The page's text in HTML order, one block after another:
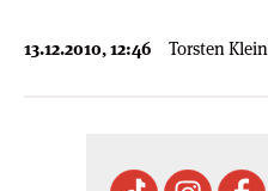
13.12.2010, 12:46 Torsten